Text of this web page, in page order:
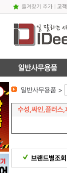
즐겨찾기 추가| 고객
일반사무용품 >
수성,싸인,플러스,
브랜드별조회